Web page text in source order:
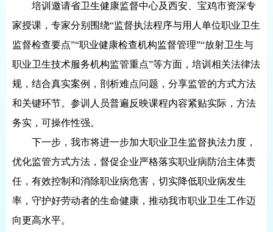
培训邀请省卫生健康监督中心及西安、宝鸡市资深专
家授课，专家分别围绕“监督执法程序与用人单位职业卫生
监督检查要点”“职业健康检查机构监督管理”“放射卫生与
职业卫生技术服务机构监管重点”等方面，培训相关法律法
规，结合真实案例，剖析难点问题，分享监管的方式方法
和关键环节。参训人员普遍反映课程内容紧贴实际，方法
务实，可操作性强。
下一步，我市将进一步加大职业卫生监督执法力度，
优化监管方式方法，督促企业严格落实职业病防治主体责
任，有效控制和消除职业病危害，切实降低职业病发生
率，守护好劳动者的生命健康，推动我市职业卫生工作迈
向更高水平。